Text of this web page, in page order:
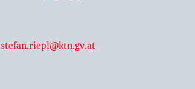
stefan.riepl@ktn.gv.at